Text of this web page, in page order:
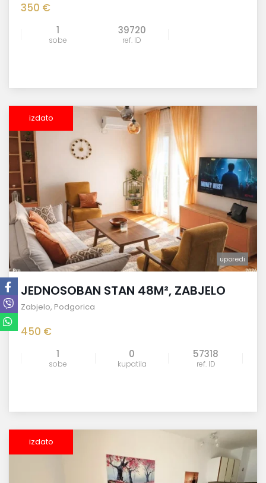
350 €
1
sobe
39720
ref. ID
izdato
uporedi
JEDNOSOBAN STAN 48M², ZABJELO
Zabjelo, Podgorica
450 €
1
sobe
0
kupatila
57318
ref. ID
izdato